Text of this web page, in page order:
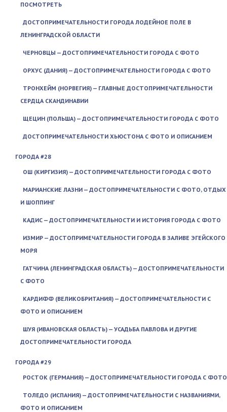
ПОСМОТРЕТЬ
ДОСТОПРИМЕЧАТЕЛЬНОСТИ ГОРОДА ЛОДЕЙНОЕ ПОЛЕ В
ЛЕНИНГРАДСКОЙ ОБЛАСТИ
ЧЕРНОВЦЫ — ДОСТОПРИМЕЧАТЕЛЬНОСТИ ГОРОДА С ФОТО
ОРХУС (ДАНИЯ) — ДОСТОПРИМЕЧАТЕЛЬНОСТИ ГОРОДА С ФОТО
ТРОНХЕЙМ (НОРВЕГИЯ) — ГЛАВНЫЕ ДОСТОПРИМЕЧАТЕЛЬНОСТИ
СЕРДЦА СКАНДИНАВИИ
ЩЕЦИН (ПОЛЬША) — ДОСТОПРИМЕЧАТЕЛЬНОСТИ ГОРОДА С ФОТО
ДОСТОПРИМЕЧАТЕЛЬНОСТИ ХЬЮСТОНА С ФОТО И ОПИСАНИЕМ
ГОРОДА #28
ОШ (КИРГИЗИЯ) — ДОСТОПРИМЕЧАТЕЛЬНОСТИ ГОРОДА С ФОТО
МАРИАНСКИЕ ЛАЗНИ — ДОСТОПРИМЕЧАТЕЛЬНОСТИ С ФОТО, ОТДЫХ
И ШОППИНГ
КАДИС — ДОСТОПРИМЕЧАТЕЛЬНОСТИ И ИСТОРИЯ ГОРОДА С ФОТО
ИЗМИР — ДОСТОПРИМЕЧАТЕЛЬНОСТИ ГОРОДА В ЗАЛИВЕ ЭГЕЙСКОГО
МОРЯ
ГАТЧИНА (ЛЕНИНГРАДСКАЯ ОБЛАСТЬ) — ДОСТОПРИМЕЧАТЕЛЬНОСТИ
С ФОТО
КАРДИФФ (ВЕЛИКОБРИТАНИЯ) — ДОСТОПРИМЕЧАТЕЛЬНОСТИ С
ФОТО И ОПИСАНИЕМ
ШУЯ (ИВАНОВСКАЯ ОБЛАСТЬ) — УСАДЬБА ПАВЛОВА И ДРУГИЕ
ДОСТОПРИМЕЧАТЕЛЬНОСТИ ГОРОДА
ГОРОДА #29
РОСТОК (ГЕРМАНИЯ) — ДОСТОПРИМЕЧАТЕЛЬНОСТИ ГОРОДА С ФОТО
ТОЛЕДО (ИСПАНИЯ) — ДОСТОПРИМЕЧАТЕЛЬНОСТИ С НАЗВАНИЯМИ,
ФОТО И ОПИСАНИЕМ